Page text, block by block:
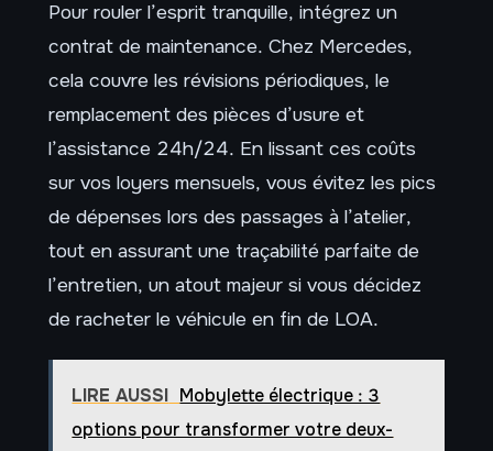
Pour rouler l’esprit tranquille, intégrez un
contrat de maintenance. Chez Mercedes,
cela couvre les révisions périodiques, le
remplacement des pièces d’usure et
l’assistance 24h/24. En lissant ces coûts
sur vos loyers mensuels, vous évitez les pics
de dépenses lors des passages à l’atelier,
tout en assurant une traçabilité parfaite de
l’entretien, un atout majeur si vous décidez
de racheter le véhicule en fin de LOA.
LIRE AUSSI Mobylette électrique : 3
options pour transformer votre deux-